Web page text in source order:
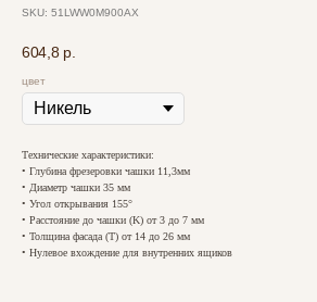
SKU: 51LWW0M900AX
604,8 р.
цвет
Технические характеристики:
• Глубина фрезеровки чашки 11,3мм
• Диаметр чашки 35 мм
• Угол открывания 155°
• Расстояние до чашки (K) от 3 до 7 мм
• Толщина фасада (T) от 14 до 26 мм
• Нулевое вхождение для внутренних ящиков